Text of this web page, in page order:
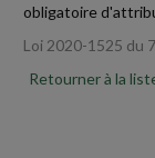
obligatoire
Loi 2020-1525 du
Retourner à la